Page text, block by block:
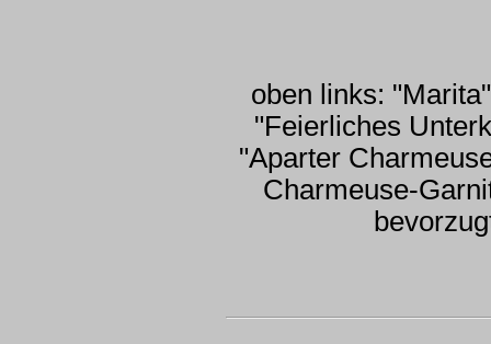
oben links:
"Feierliches
"Aparter
Charmeuse-